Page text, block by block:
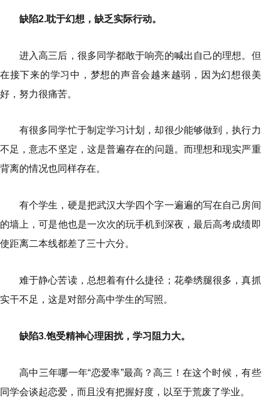
缺陷2.耽于幻想，缺乏实际行动。
进入高三后，很多同学都敢于响亮的喊出自己的理想。但
在接下来的学习中，梦想的声音会越来越弱，因为幻想很美
好，努力很痛苦。
有很多同学忙于制定学习计划，却很少能够做到，执行力
不足，意志不坚定，这是普遍存在的问题。而理想和现实严重
背离的情况也同样存在。
有个学生，硬是把武汉大学四个字一遍遍的写在自己房间
的墙上，可是他也是一次次的玩手机到深夜，最后高考成绩即
使距离二本线都差了三十六分。
难于静心苦读，总想着有什么捷径；花拳绣腿很多，真抓
实干不足，这是对部分高中学生的写照。
缺陷3.饱受精神心理困扰，学习阻力大。
高中三年哪一年“恋爱率”最高？高三！在这个时候，有些
同学会谈起恋爱，而且没有把握好度，以至于荒废了学业。